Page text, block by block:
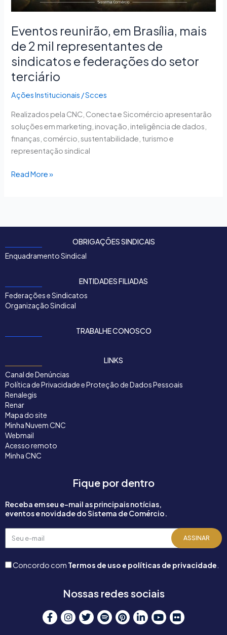
Eventos reunirão, em Brasília, mais
de 2 mil representantes de
sindicatos e federações do setor
terciário
Ações Institucionais /Scces
Realizados pela CNC, Conecta e Sicomércio apresentarão
soluções em marketing, inovação, inteligência de dados,
finanças, comércio, sustentabilidade, turismo e
representação sindical
sindicatos
federações
do
terciário
Read More »
OBRIGAÇÕES SINDICAIS
Enquadramento Sindical
ENTIDADES FILIADAS
Federações e Sindicatos
Organização Sindical
TRABALHE CONOSCO
LINKS
Canal de Denúncias
Política de Privacidade e Proteção de Dados Pessoais
Renalegis
Renar
Mapa do site
Minha Nuvem CNC
Webmail
Acesso remoto
Minha CNC
Fique por dentro
Receba em seu e-mail as principais notícias,
eventos e novidade do Sistema de Comércio.
e-
ASSINAR
Concordo com Termos de uso e políticas de privacidade
Nossas redes sociais
F
a
I
n
T
w
S
p
P
i
L
i
Y
o
F
l